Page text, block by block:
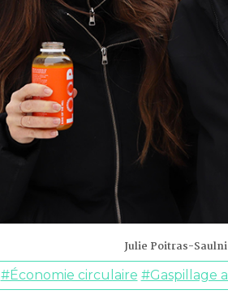
Julie Poitras-
#Économie circulaire #Gaspillage